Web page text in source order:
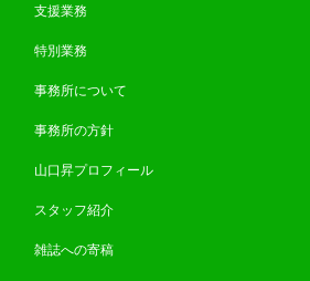
支援業務
特別業務
事務所について
事務所の方針
山口昇プロフィール
スタッフ紹介
雑誌への寄稿